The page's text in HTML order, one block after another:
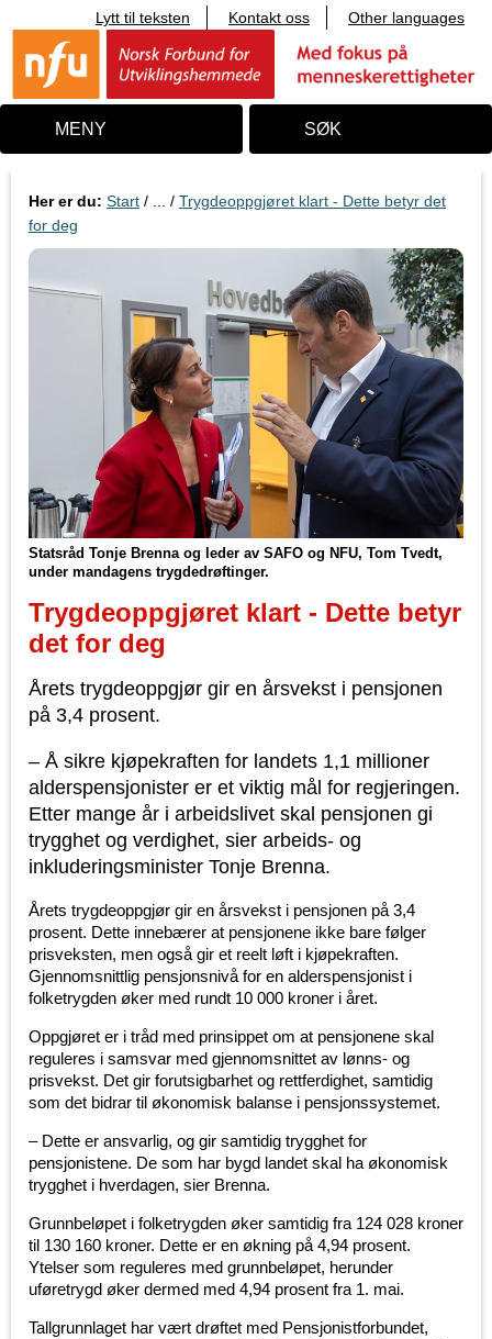
i
n
o
Lytt til teksten Kontakt oss Other languages
MENY SØK
Her er du: Start / ... / Trygdeoppgjøret klart - Dette betyr det
for deg
Statsråd Tonje Brenna og leder av SAFO og NFU, Tom Tvedt,
under mandagens trygdedrøftinger.
Trygdeoppgjøret klart - Dette betyr
det for deg
Årets trygdeoppgjør gir en årsvekst i pensjonen
på 3,4 prosent.
– Å sikre kjøpekraften for landets 1,1 millioner
alderspensjonister er et viktig mål for regjeringen.
Etter mange år i arbeidslivet skal pensjonen gi
trygghet og verdighet, sier arbeids- og
inkluderingsminister Tonje Brenna.
Årets trygdeoppgjør gir en årsvekst i pensjonen på 3,4
prosent. Dette innebærer at pensjonene ikke bare følger
prisveksten, men også gir et reelt løft i kjøpekraften.
Gjennomsnittlig pensjonsnivå for en alderspensjonist i
folketrygden øker med rundt 10 000 kroner i året.
Oppgjøret er i tråd med prinsippet om at pensjonene skal
reguleres i samsvar med gjennomsnittet av lønns- og
prisvekst. Det gir forutsigbarhet og rettferdighet, samtidig
som det bidrar til økonomisk balanse i pensjonssystemet.
– Dette er ansvarlig, og gir samtidig trygghet for
pensjonistene. De som har bygd landet skal ha økonomisk
trygghet i hverdagen, sier Brenna.
Grunnbeløpet i folketrygden øker samtidig fra 124 028 kroner
til 130 160 kroner. Dette er en økning på 4,94 prosent.
Ytelser som reguleres med grunnbeløpet, herunder
uføretrygd øker dermed med 4,94 prosent fra 1. mai.
Tallgrunnlaget har vært drøftet med Pensjonistforbundet,